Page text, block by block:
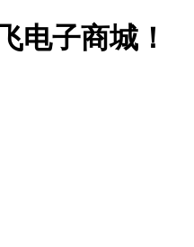
电子商城！